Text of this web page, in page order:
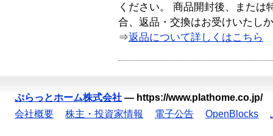
ください。 商品開封後、または
合、返品・交換はお受けいたし
⇒返品について詳しくはこちら
ぷらっとホーム株式会社 — https://www.plathome.co.jp/
会社概要
株主・投資家情報 電子公告 OpenBlocks